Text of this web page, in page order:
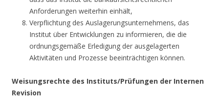
Anforderungen weiterhin einhält,
Verpflichtung des Auslagerungsunternehmens, das
Institut über Entwicklungen zu informieren, die die
ordnungsgemäße Erledigung der ausgelagerten
Aktivitäten und Prozesse beeinträchtigen können.
Weisungsrechte des Instituts/Prüfungen der Internen
Revision